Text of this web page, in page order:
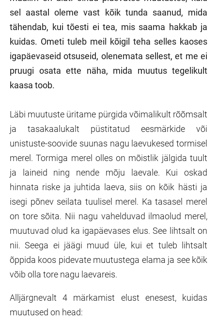
sel aastal oleme vast kõik tunda saanud, mida
tähendab, kui tõesti ei tea, mis saama hakkab ja
kuidas. Ometi tuleb meil kõigil teha selles kaoses
igapäevaseid otsuseid, olenemata sellest, et me ei
pruugi osata ette näha, mida muutus tegelikult
kaasa toob.
Läbi muutuste üritame pürgida võimalikult rõõmsalt
ja tasakaalukalt püstitatud eesmärkide või
unistuste-soovide suunas nagu laevukesed tormisel
merel. Tormiga merel olles on mõistlik jälgida tuult
ja laineid ning nende mõju laevale. Kui oskad
hinnata riske ja juhtida laeva, siis on kõik hästi ja
isegi põnev seilata tuulisel merel. Ka tasasel merel
on tore sõita. Nii nagu vahelduvad ilmaolud merel,
muutuvad olud ka igapäevases elus. See lihtsalt on
nii. Seega ei jäägi muud üle, kui et tuleb lihtsalt
õppida koos pidevate muutustega elama ja see kõik
võib olla tore nagu laevareis.
Alljärgnevalt 4 märkamist elust enesest, kuidas
muutused on head: